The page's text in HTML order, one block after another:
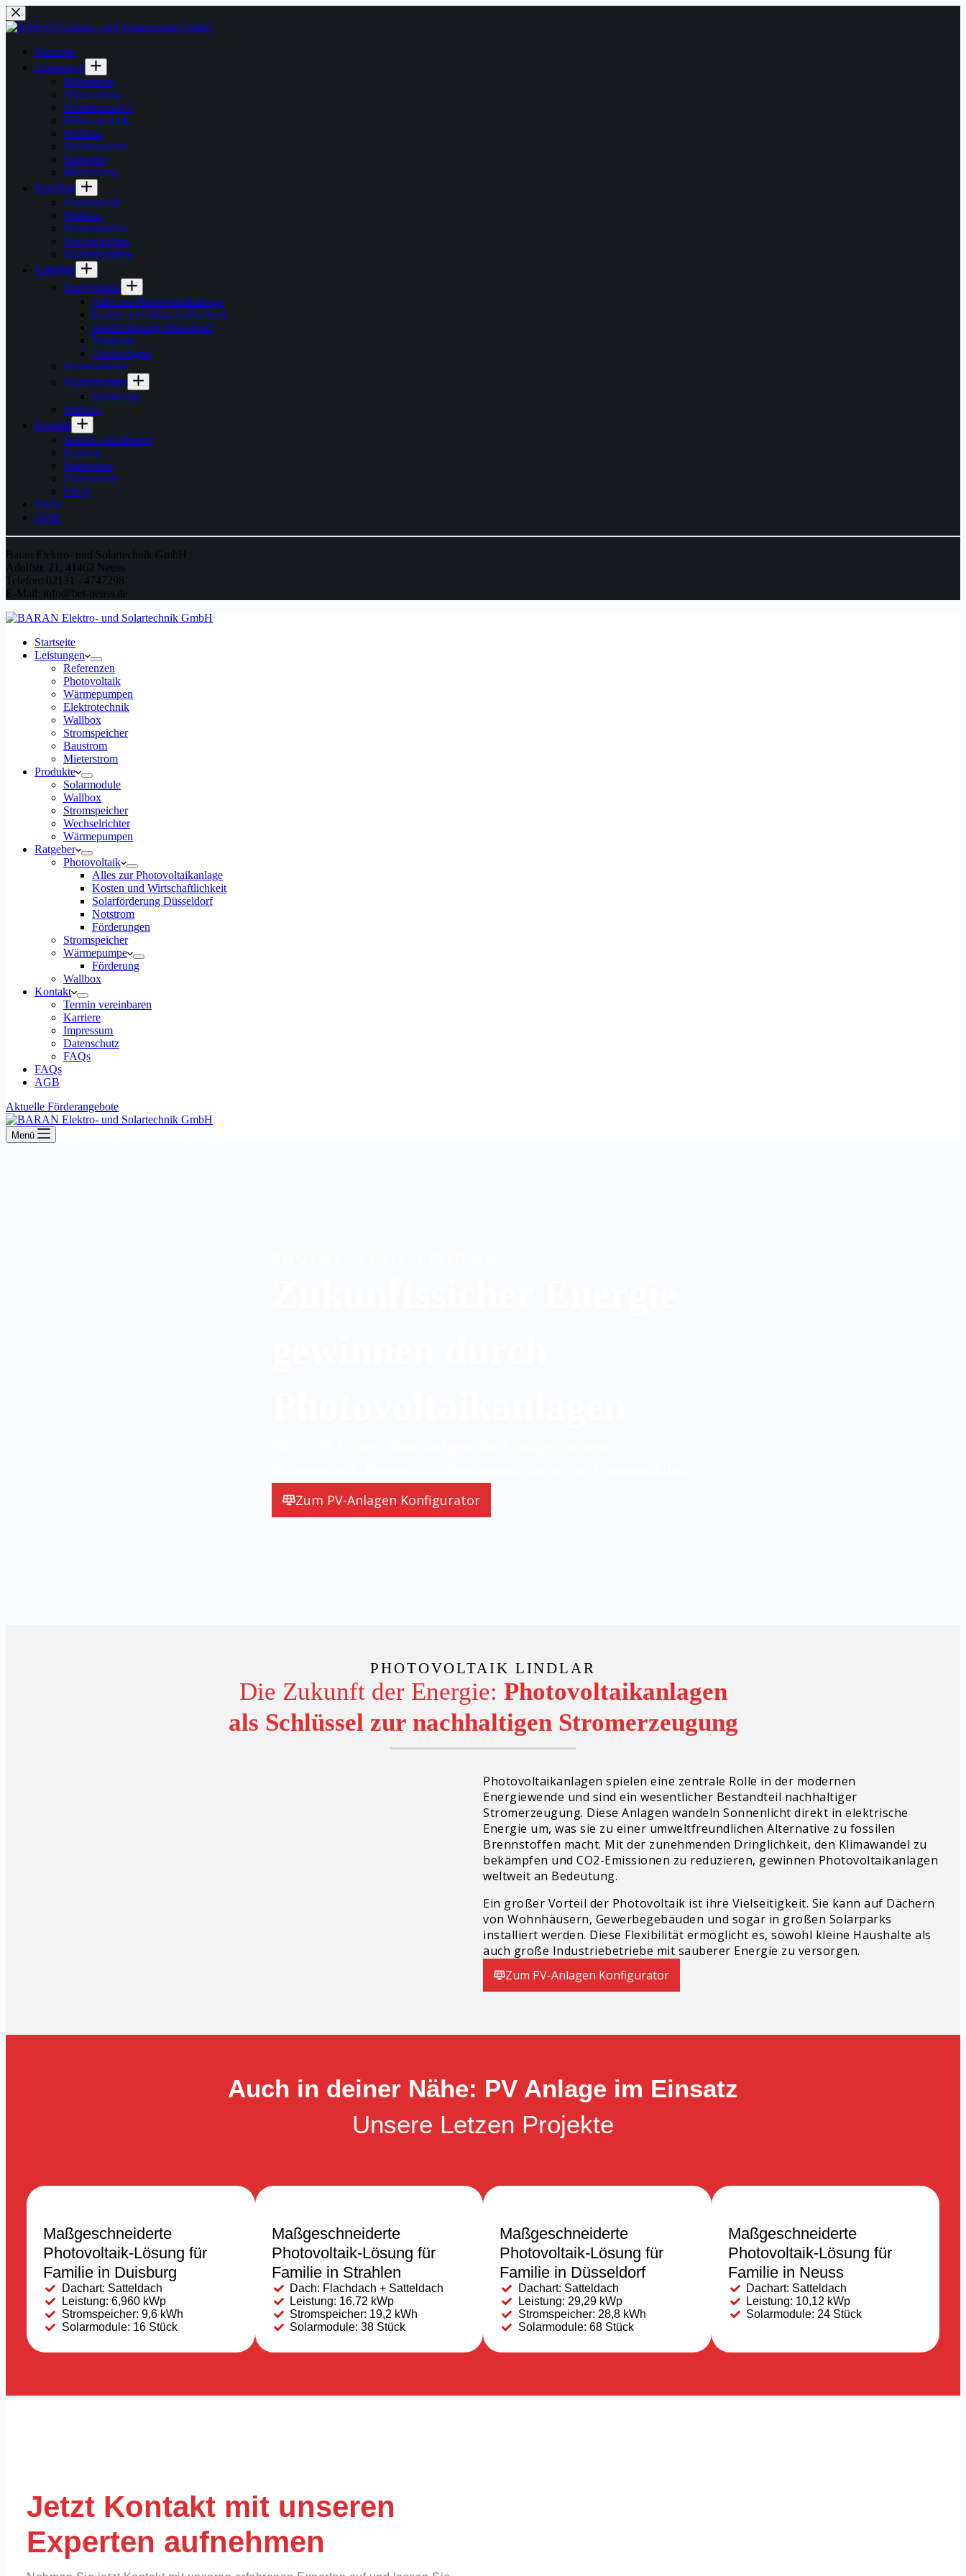
Startseite
Leistungen
Referenzen
Photovoltaik
Wärmepumpen
Elektrotechnik
Wallbox
Stromspeicher
Baustrom
Mieterstrom
Produkte
Solarmodule
Wallbox
Stromspeicher
Wechselrichter
Wärmepumpen
Ratgeber
Photovoltaik
Alles zur Photovoltaikanlage
Kosten und Wirtschaftlichkeit
Solarförderung Düsseldorf
Notstrom
Förderungen
Stromspeicher
Wärmepumpe
Förderung
Wallbox
Kontakt
Termin vereinbaren
Karriere
Impressum
Datenschutz
FAQs
FAQs
AGB
Baran Elektro- und Solartechnik GmbH
Adolfstr. 21, 41462 Neuss
Telefon: 02131 - 4747298
E-Mail: info@bet-neuss.de
Startseite
Leistungen
Referenzen
Photovoltaik
Wärmepumpen
Elektrotechnik
Wallbox
Stromspeicher
Baustrom
Mieterstrom
Produkte
Solarmodule
Wallbox
Stromspeicher
Wechselrichter
Wärmepumpen
Ratgeber
Photovoltaik
Alles zur Photovoltaikanlage
Kosten und Wirtschaftlichkeit
Solarförderung Düsseldorf
Notstrom
Förderungen
Stromspeicher
Wärmepumpe
Förderung
Wallbox
Kontakt
Termin vereinbaren
Karriere
Impressum
Datenschutz
FAQs
FAQs
AGB
Aktuelle Förderangebote
Menü
Zum PV-Anlagen Konfigurator
PHOTOVOLTAIK LINDLAR
Die Zukunft der Energie: Photovoltaikanlagen
als Schlüssel zur nachhaltigen Stromerzeugung
Photovoltaikanlagen spielen eine zentrale Rolle in der modernen
Energiewende und sind ein wesentlicher Bestandteil nachhaltiger
Stromerzeugung. Diese Anlagen wandeln Sonnenlicht direkt in elektrische
Energie um, was sie zu einer umweltfreundlichen Alternative zu fossilen
Brennstoffen macht. Mit der zunehmenden Dringlichkeit, den Klimawandel zu
bekämpfen und CO2-Emissionen zu reduzieren, gewinnen Photovoltaikanlagen
weltweit an Bedeutung.
Ein großer Vorteil der Photovoltaik ist ihre Vielseitigkeit. Sie kann auf Dächern
von Wohnhäusern, Gewerbegebäuden und sogar in großen Solarparks
installiert werden. Diese Flexibilität ermöglicht es, sowohl kleine Haushalte als
auch große Industriebetriebe mit sauberer Energie zu versorgen.
Zum PV-Anlagen Konfigurator
Auch in deiner Nähe: PV Anlage im Einsatz
Unsere Letzen Projekte
Maßgeschneiderte
Photovoltaik-Lösung für
Familie in Duisburg
Dachart: Satteldach
Leistung: 6,960 kWp
Stromspeicher: 9,6 kWh
Solarmodule: 16 Stück
Maßgeschneiderte
Photovoltaik-Lösung für
Familie in Strahlen
Dach: Flachdach + Satteldach
Leistung: 16,72 kWp
Stromspeicher: 19,2 kWh
Solarmodule: 38 Stück
Maßgeschneiderte
Photovoltaik-Lösung für
Familie in Düsseldorf
Dachart: Satteldach
Leistung: 29,29 kWp
Stromspeicher: 28,8 kWh
Solarmodule: 68 Stück
Maßgeschneiderte
Photovoltaik-Lösung für
Familie in Neuss
Dachart: Satteldach
Leistung: 10,12 kWp
Solarmodule: 24 Stück
Jetzt Kontakt mit unseren
Experten aufnehmen